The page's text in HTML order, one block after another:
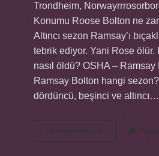
Trondheim,
Konumu Roose Bolton ne
Altıncı sezon Ramsay’ı
tebrik ediyor. Yani Rose ölür.
nasıl öldü? OSHA – Ramsay
Ramsay Bolton hangi
dördüncü, beşinci ve altıncı…
Devamını okuyun
Maçı